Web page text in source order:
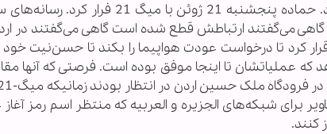
سرویس اطلاعات سوریه حماده را «طعمه» و قربانی کرد. حماده پنجشنبه 21 ژوئن با
گاهی می‌گفتند ارتباطش قطع شده است گاهی می‌گفتند در
کرد تا درخواست عودت هواپیما را بکند تا حسن‌نیت خود
عملیاتشان تا اینجا موفق بوده است. فرصتی که آنها
برای شبکه‌های الجزیره و العربیه که منتظر اسم رمز
کنند.